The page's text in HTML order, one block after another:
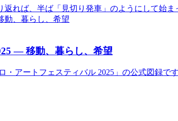
返れば、半ば「見切り発車」のようにして始
— 移動、暮らし、希望
・アートフェスティバル 2025」の公式図録